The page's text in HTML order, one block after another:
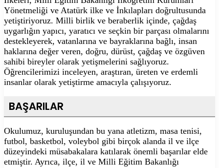
Yönetmeliği ve Atatürk ilke ve İnkılapları doğrultusunda
yetiştiriyoruz. Milli birlik ve beraberlik içinde, çağdaş
uygarlığın yapıcı, yaratıcı ve seçkin bir parçası olmalarını
destekleyerek, vatanlarına ve bayraklarına bağlı, insan
haklarına değer veren, doğru, dürüst, çağdaş ve özgüven
sahibi bireyler olarak yetişmelerini sağlıyoruz.
Öğrencilerimizi inceleyen, araştıran, üreten ve erdemli
insanlar olarak yetiştirme amacıyla çalışıyoruz.
BAŞARILAR
Okulumuz, kuruluşundan bu yana atletizm, masa tenisi,
futbol, basketbol, voleybol gibi birçok alanda il ve ilçe
düzeyindeki müsabakalara katılarak önemli başarılar elde
etmiştir. Ayrıca, ilçe, il ve Milli Eğitim Bakanlığı